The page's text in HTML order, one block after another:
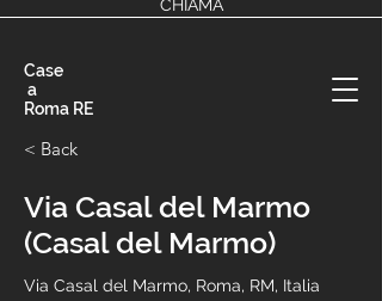
CHIAMA
Case
a
Roma RE
< Back
Via Casal del Marmo
(Casal del Marmo)
Via Casal del Marmo, Roma, RM, Italia